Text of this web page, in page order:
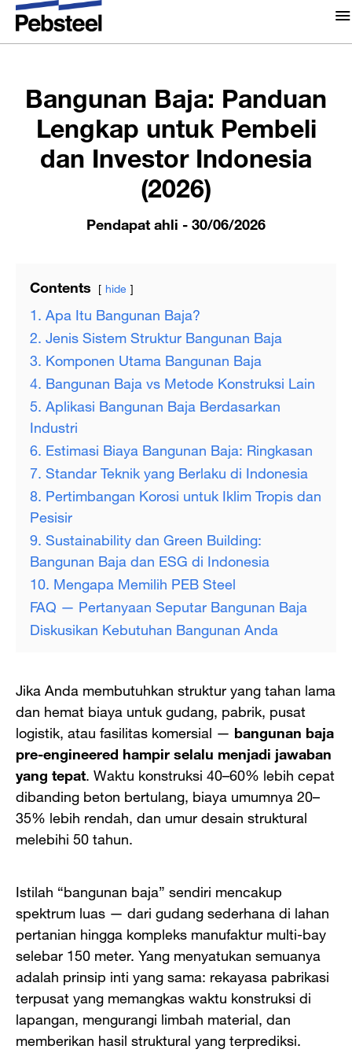
Tentang Kami
Kenapa Pebsteel
Solusi
Ringkasan
SistemProyek
Hubungi kami
Rumah//Pendapat ahli
Bangunan Baja: Panduan
Lengkap untuk Pembeli
dan Investor Indonesia
(2026)
Pendapat ahli - 30/06/2026
Contents hide
1. Apa Itu Bangunan Baja?
2. Jenis Sistem Struktur Bangunan Baja
3. Komponen Utama Bangunan Baja
4. Bangunan Baja vs Metode Konstruksi Lain
5. Aplikasi Bangunan Baja Berdasarkan
Industri
6. Estimasi Biaya Bangunan Baja: Ringkasan
7. Standar Teknik yang Berlaku di Indonesia
8. Pertimbangan Korosi untuk Iklim Tropis dan
Pesisir
9. Sustainability dan Green Building:
Bangunan Baja dan ESG di Indonesia
10. Mengapa Memilih PEB Steel
FAQ — Pertanyaan Seputar Bangunan Baja
Diskusikan Kebutuhan Bangunan Anda
Jika Anda membutuhkan struktur yang tahan lama
dan hemat biaya untuk gudang, pabrik, pusat
logistik, atau fasilitas komersial — bangunan baja
pre-engineered hampir selalu menjadi jawaban
yang tepat. Waktu konstruksi 40–60% lebih cepat
dibanding beton bertulang, biaya umumnya 20–
35% lebih rendah, dan umur desain struktural
melebihi 50 tahun.
Istilah “bangunan baja” sendiri mencakup
spektrum luas — dari gudang sederhana di lahan
pertanian hingga kompleks manufaktur multi-bay
selebar 150 meter. Yang menyatukan semuanya
adalah prinsip inti yang sama: rekayasa pabrikasi
terpusat yang memangkas waktu konstruksi di
lapangan, mengurangi limbah material, dan
memberikan hasil struktural yang terprediksi.